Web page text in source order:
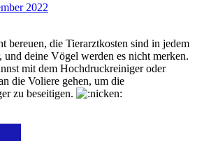
2022
bereuen, die Tierarztkosten sind in jedem
und deine Vögel werden es nicht merken.
mit dem Hochdruckreiniger oder
die Voliere gehen, um die
zu beseitigen.